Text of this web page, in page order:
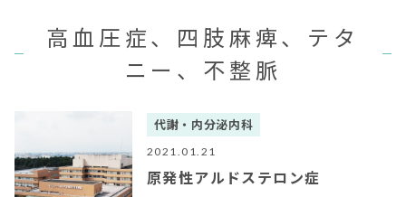
高血圧症、四肢麻痺、テタ
ニー、不整脈
代謝・内分泌内科
2021.01.21
原発性アルドステロン症